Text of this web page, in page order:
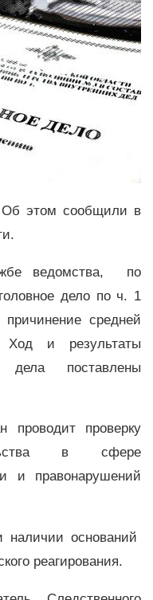
Об этом сообщили в
ведомства,
по
дело по ч. 1
средней
Ход и результаты
дела поставлены
проводит проверку
в сфере
и правонарушений
наличии оснований
реагирования.